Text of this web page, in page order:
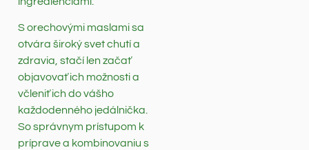
S orechovými maslami sa
otvára široký svet chutí a
zdravia, stačí len začať
objavovať ich možnosti a
včleniť ich do vášho
každodenného jedálnička.
So správnym prístupom k
príprave a kombinovaniu s